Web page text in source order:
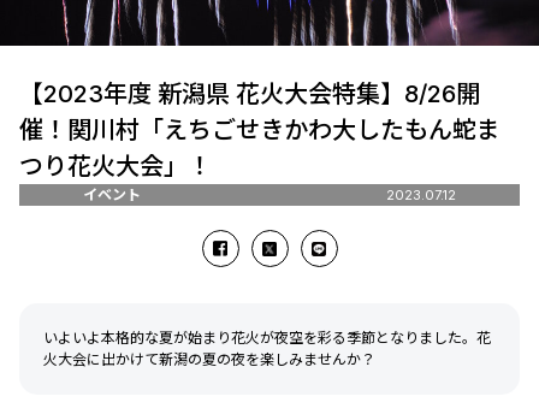
【2023年度 新潟県 花火大会特集】8/26開
催！関川村「えちごせきかわ大したもん蛇ま
つり花火大会」！
イベント 2023.07.12
いよいよ本格的な夏が始まり花火が夜空を彩る季節となりました。花
火大会に出かけて新潟の夏の夜を楽しみませんか？